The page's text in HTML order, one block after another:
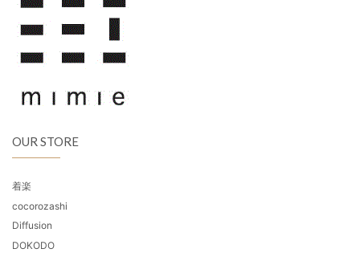
OUR STORE
着楽
cocorozashi
Diffusion
DOKODO